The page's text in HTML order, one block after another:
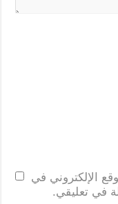
الإلكتروني في
في تعليقي.